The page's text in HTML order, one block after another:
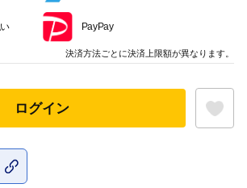
ログイン
PayPay
決済方法ごとに決済上限額が異なります。